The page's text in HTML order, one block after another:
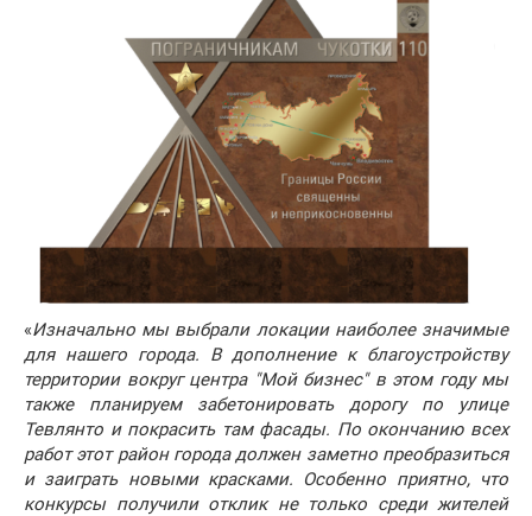
«Изначально мы выбрали локации наиболее значимые
для нашего города. В дополнение к благоустройству
территории вокруг центра "Мой бизнес" в этом году мы
также планируем забетонировать дорогу по улице
Тевлянто и покрасить там фасады. По окончанию всех
работ этот район города должен заметно преобразиться
и заиграть новыми красками. Особенно приятно, что
конкурсы получили отклик не только среди жителей